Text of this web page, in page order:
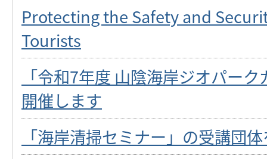
Protecting the Safety and
Tourists
「令和7年度 山陰海岸ジオパー
開催します
「海岸清掃セミナー」の受講団